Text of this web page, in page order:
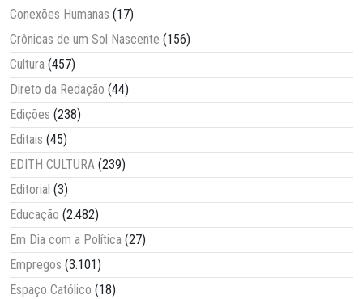
Conexões Humanas (17)
Crônicas de um Sol Nascente (156)
Cultura (457)
Direto da Redação (44)
Edições (238)
Editais (45)
EDITH CULTURA (239)
Editorial (3)
Educação (2.482)
Em Dia com a Política (27)
Empregos (3.101)
Espaço Católico (18)